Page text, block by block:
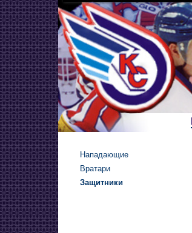
Нападающие
Вратари
Защитники